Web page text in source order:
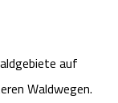
auf
Waldwegen.